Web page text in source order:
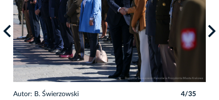
Autor: B. Świerzowski 4/35